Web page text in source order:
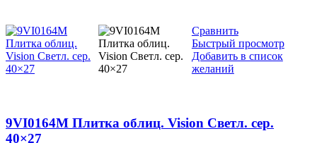
Сравнить
Быстрый просмотр
Добавить в список
желаний
9VI0164M Плитка облиц. Vision Светл. сер.
40×27